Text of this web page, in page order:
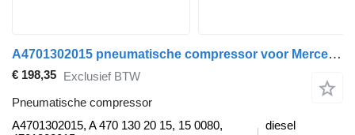
A4701302015 pneumatische compressor voor Mercedes-Benz ACTROS MP4 trekker
€ 198,35 Exclusief BTW
Pneumatische compressor
A4701302015, A 470 130 20 15, 15 0080,
diesel